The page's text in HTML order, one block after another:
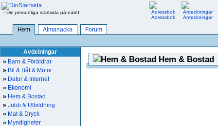
- Din personliga startsida på nätet!
Adressbok
Anteckningar
Hem Almanacka Forum
Avdelningar
» Barn & Föräldrar
» Bil & Båt & Motor
» Dator & Internet
» Ekonomi
» Hem & Bostad
» Jobb & Utbildning
» Mat & Dryck
» Myndigheter
Hem & Bostad